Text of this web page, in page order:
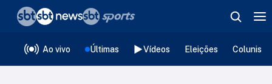
Ao vivo Últimas Vídeos Eleições
❮voltar
Editorias